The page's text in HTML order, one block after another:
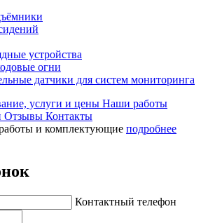
устройства
огни
датчики для систем мониторинга
услуги и цены Наши работы
Отзывы Контакты
и комплектующие подробнее
Контактный телефон